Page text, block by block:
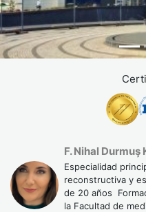
F. Nihal Durmuş
Especialidad
reconstructiva y
de 20 años
la Facultad de